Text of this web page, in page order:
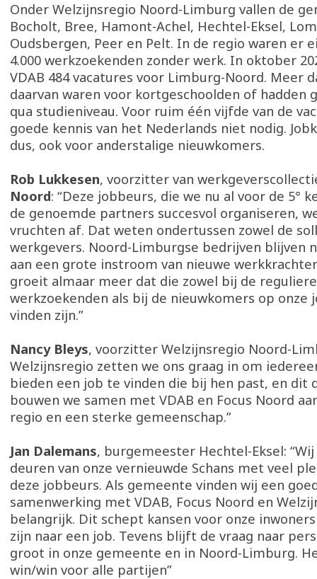
Onder Welzijnsregio Noord-Limburg vallen de
Bocholt, Bree, Hamont-Achel, Hechtel-Eksel,
Oudsbergen, Peer en Pelt. In de regio waren er
4.000 werkzoekenden zonder werk. In oktober
VDAB 484 vacatures voor Limburg-Noord. Meer
daarvan waren voor kortgeschoolden of hadden
qua studieniveau. Voor ruim één vijfde van de
goede kennis van het Nederlands niet nodig.
dus, ook voor anderstalige nieuwkomers.
Rob Lukkesen, voorzitter van
Noord: “Deze jobbeurs, die we nu al voor de 5°
de genoemde partners succesvol organiseren,
vruchten af. Dat weten ondertussen zowel de
werkgevers. Noord-Limburgse bedrijven blijven
aan een grote instroom van nieuwe
groeit almaar meer dat die zowel bij de reguliere
werkzoekenden als bij de nieuwkomers op onze
vinden zijn.”
Nancy Bleys, voorzitter Welzijnsregio Noord-
Welzijnsregio zetten we ons graag in om
bieden een job te vinden die bij hen past, en dit
bouwen we samen met VDAB en Focus Noord
regio en een sterke gemeenschap.”
Jan Dalemans, burgemeester Hechtel-Eksel:
deuren van onze vernieuwde Schans met veel
deze jobbeurs. Als gemeente vinden wij een
samenwerking met VDAB, Focus Noord en
belangrijk. Dit schept kansen voor onze
zijn naar een job. Tevens blijft de vraag naar
groot in onze gemeente en in Noord-Limburg.
win/win voor alle partijen”